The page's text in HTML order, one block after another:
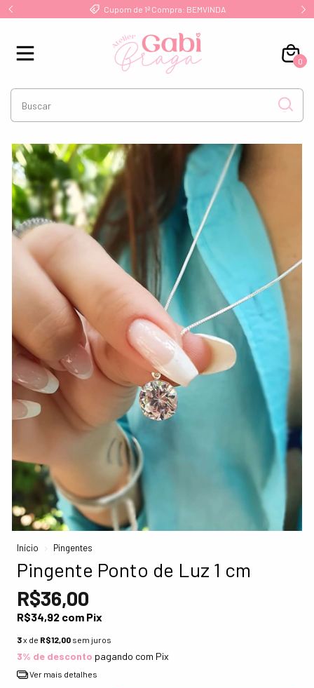
Cupom de 1ª Compra: BEMVINDA
0
Início Pingentes
Pingente Ponto de Luz 1 cm
R$36,00
R$34,92 com Pix
3x de R$12,00 sem juros
3% de desconto pagando com Pix
Ver mais detalhes